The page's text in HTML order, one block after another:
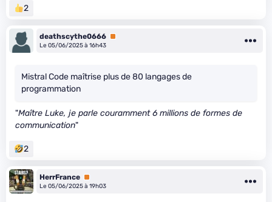
2
deathscythe0666 Premium
Le 05/06/2025 à 16h43
Mistral Code maîtrise plus de 80 langages de
programmation
"Maître Luke, je parle couramment 6 millions de formes de
communication"
2
HerrFrance Premium
Le 05/06/2025 à 19h03